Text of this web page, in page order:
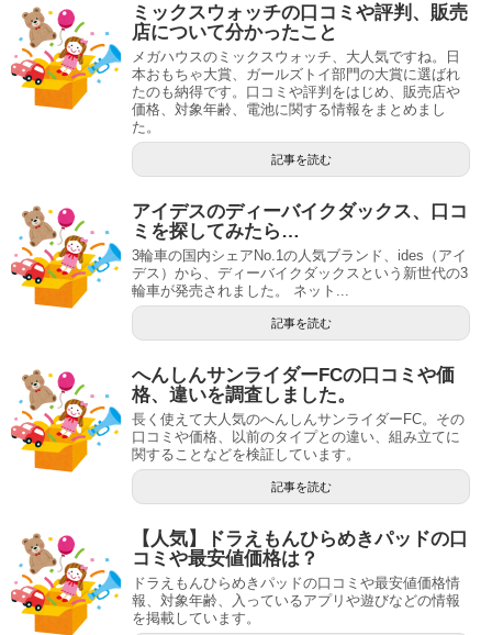
ミックスウォッチの口コミや評判、販売
店について分かったこと
メガハウスのミックスウォッチ、大人気ですね。日
本おもちゃ大賞、ガールズトイ部門の大賞に選ばれ
たのも納得です。口コミや評判をはじめ、販売店や
価格、対象年齢、電池に関する情報をまとめまし
た。
記事を読む
アイデスのディーバイクダックス、口コ
ミを探してみたら…
3輪車の国内シェアNo.1の人気ブランド、ides（アイ
デス）から、ディーバイクダックスという新世代の3
輪車が発売されました。 ネット...
記事を読む
へんしんサンライダーFCの口コミや価
格、違いを調査しました。
長く使えて大人気のへんしんサンライダーFC。その
口コミや価格、以前のタイプとの違い、組み立てに
関することなどを検証しています。
記事を読む
【人気】ドラえもんひらめきパッドの口
コミや最安値価格は？
ドラえもんひらめきパッドの口コミや最安値価格情
報、対象年齢、入っているアプリや遊びなどの情報
を掲載しています。